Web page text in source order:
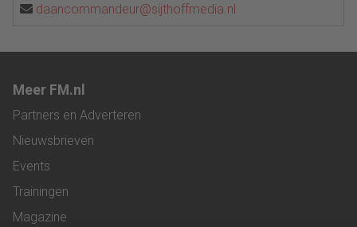
daancommandeur@sijthoffmedia.nl
Meer FM.nl
Partners en Adverteren
Nieuwsbrieven
Events
Trainingen
Magazine